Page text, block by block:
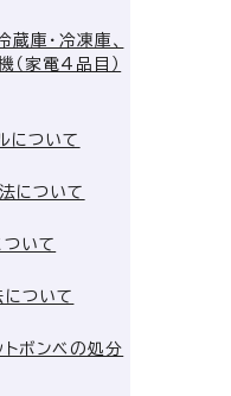
蔵庫・冷凍庫、
（家電4品目）
について
について
いて
ついて
トボンベの処分